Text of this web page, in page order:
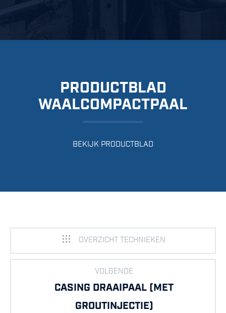
PRODUCTBLAD
WAALCOMPACTPAAL
BEKIJK PRODUCTBLAD
OVERZICHT TECHNIEKEN
VOLGENDE
CASING DRAAIPAAL (MET
GROUTINJECTIE)